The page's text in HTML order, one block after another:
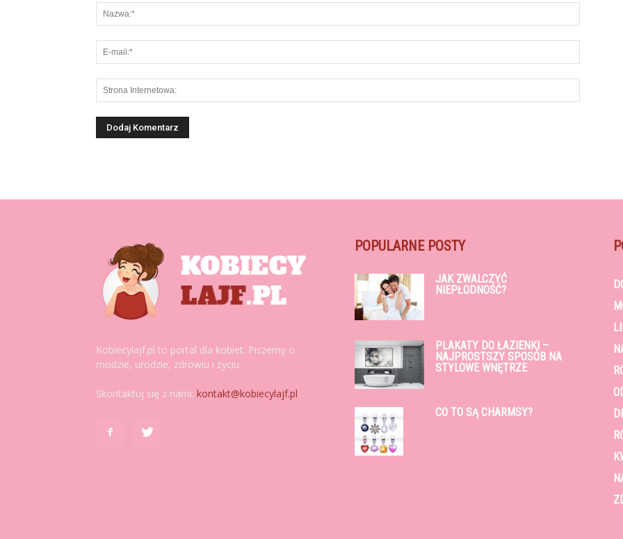
Kobiecylajf.pl to portal dla kobiet. Piszemy o
modzie, urodzie, zdrowiu i życiu.
Skontaktuj się z nami: kontakt@kobiecylajf.pl
POPULARNE POSTY
JAK ZWALCZYĆ
NIEPŁODNOŚĆ?
PLAKATY DO ŁAZIENKI –
NAJPROSTSZY SPOSÓB NA
STYLOWE WNĘTRZE
CO TO SĄ CHARMSY?